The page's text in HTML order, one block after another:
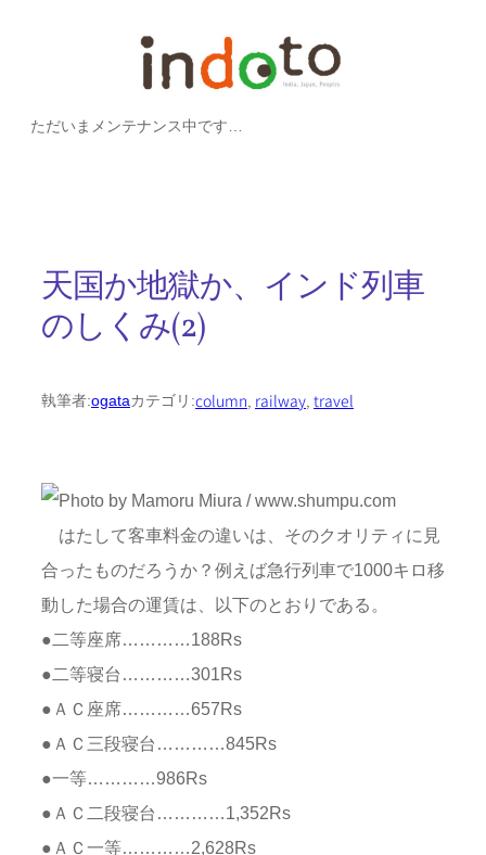
ただいまメンテナンス中です…
天国か地獄か、インド列車
のしくみ(2)
執筆者:ogataカテゴリ:column, railway, travel
はたして客車料金の違いは、そのクオリティに見
合ったものだろうか？例えば急行列車で1000キロ移
動した場合の運賃は、以下のとおりである。
●二等座席…………188Rs
●二等寝台…………301Rs
●ＡＣ座席…………657Rs
●ＡＣ三段寝台…………845Rs
●一等…………986Rs
●ＡＣ二段寝台…………1,352Rs
●ＡＣ一等…………2,628Rs